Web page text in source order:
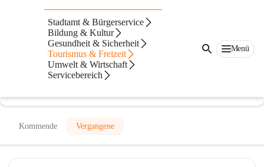
Stadtamt & Bürgerservice
Bildung & Kultur
Gesundheit & Sicherheit
Tourismus & Freizeit
Umwelt & Wirtschaft
Servicebereich
Menü
Campingplatz Thayapark
Waidhofen
@campingplatz-thayapark-waidhofen
Camping
Kommende Vergangene